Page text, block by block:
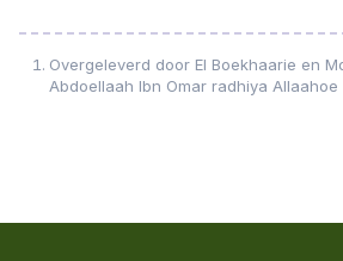
Overgeleverd door El Boekhaarie en
Abdoellaah Ibn Omar radhiya Allaahoe